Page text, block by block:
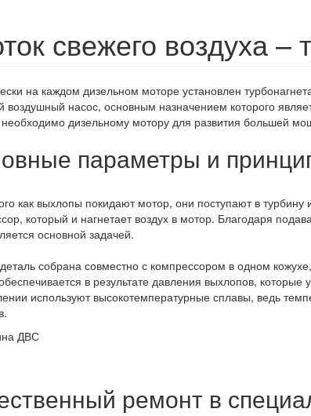
1,5
2
2
1
0,75
35
свежего воздуха
на каждом дизельном моторе установлен
воздушный насос, основным назначением которого
необходимо дизельному мотору для развития большей
параметры и
как выхлопы покидают мотор, они поступают в
который и нагнетает воздух в мотор. Благодаря
основной задачей.
собрана совместно с компрессором в одном
в результате давления выхлопов,
используют высокотемпературные сплавы, ведь
ремонт в